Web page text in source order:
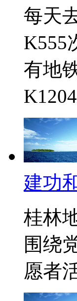
每天
K555
有地
建功
桂林
围绕
愿者